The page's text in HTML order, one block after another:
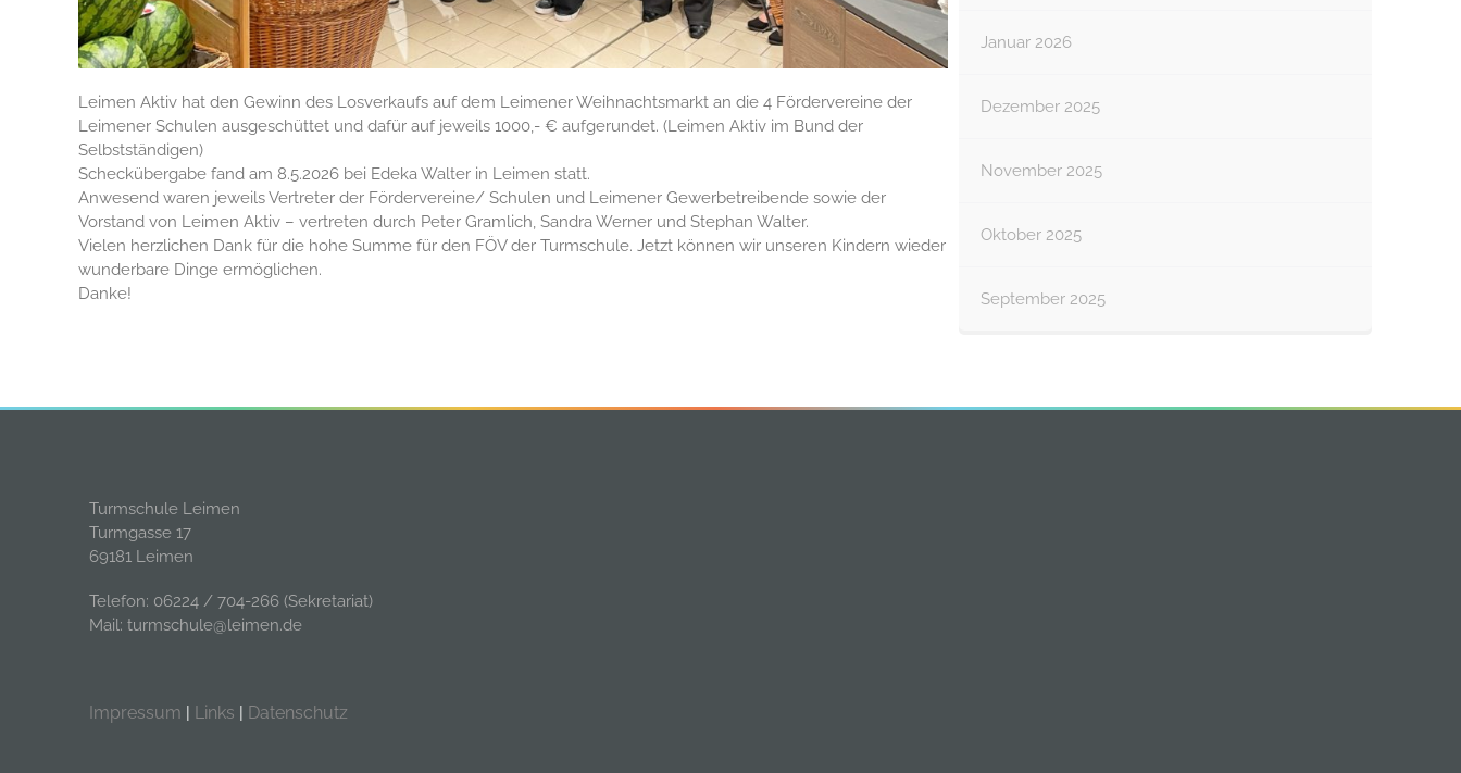
Leimen Aktiv hat den Gewinn des Losverkaufs auf dem Leimener Weihnachtsmarkt an die 4 Fördervereine der
Leimener Schulen ausgeschüttet und dafür auf jeweils 1000,- € aufgerundet. (Leimen Aktiv im Bund der
Selbstständigen)
Scheckübergabe fand am 8.5.2026 bei Edeka Walter in Leimen statt.
Anwesend waren jeweils Vertreter der Fördervereine/ Schulen und Leimener Gewerbetreibende sowie der
Vorstand von Leimen Aktiv – vertreten durch Peter Gramlich, Sandra Werner und Stephan Walter.
Vielen herzlichen Dank für die hohe Summe für den FÖV der Turmschule. Jetzt können wir unseren Kindern wieder
wunderbare Dinge ermöglichen.
Danke!
Januar 2026
Dezember 2025
November 2025
Oktober 2025
September 2025
Turmschule Leimen
Turmgasse 17
69181 Leimen
Telefon: 06224 / 704-266 (Sekretariat)
Mail: turmschule@leimen.de
Impressum | Links | Datenschutz